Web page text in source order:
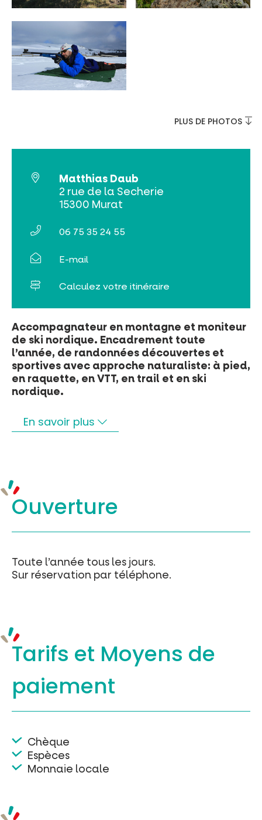
AGENDA
PLUS DE PHOTOS
Accompagnateur en montagne et moniteur
de ski nordique. Encadrement toute
l’année, de randonnées découvertes et
sportives avec approche naturaliste: à pied,
en raquette, en VTT, en trail et en ski
nordique.
En savoir plus
Ouverture
Toute l’année tous les jours.
Sur réservation par téléphone.
Tarifs et Moyens de
paiement
Chèque
Espèces
Monnaie locale
Matthias Daub
2 rue de la Secherie
15300 Murat
06 75 35 24 55
E-mail
Calculez votre itinéraire